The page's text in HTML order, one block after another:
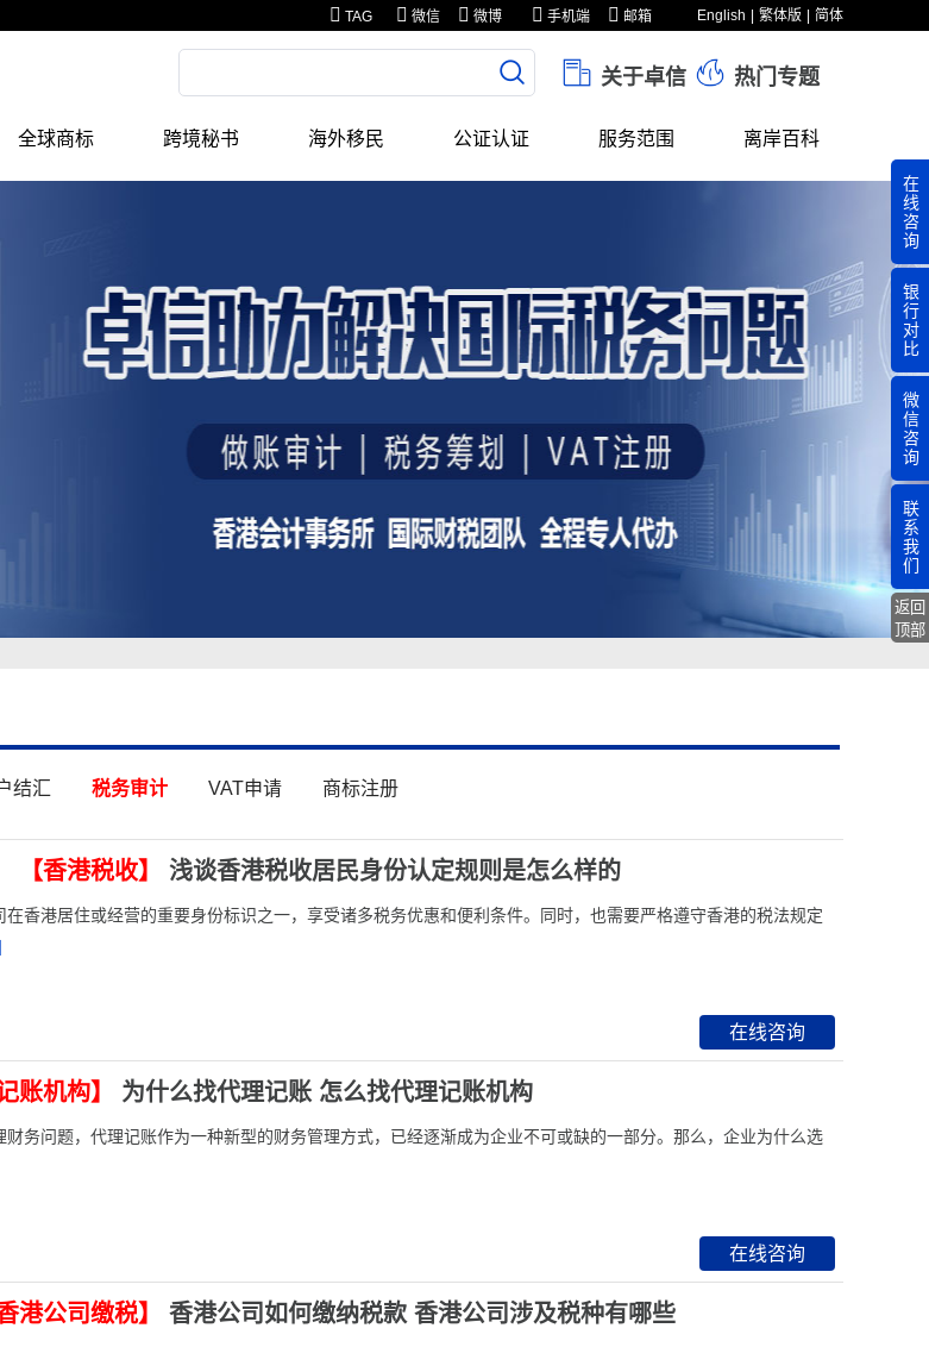
English 繁体版 简体
TAG 微信 微博 手机端 邮箱
关于卓信 热门专题
全球商标 跨境秘书 海外移民 公证认证 服务范围 离岸百科
结汇 税务审计 VAT申请 商标注册
【香港税收】 浅谈香港税收居民身份认定规则是怎么样的
香港居住或经营的重要身份标识之一，享受诸多税务优惠和便利条件。同时，也需要严格遵守香港的税法规定
在线咨询
账机构】 为什么找代理记账 怎么找代理记账机构
务问题，代理记账作为一种新型的财务管理方式，已经逐渐成为企业不可或缺的一部分。那么，企业为什么选
在线咨询
香港公司缴税】 香港公司如何缴纳税款 香港公司涉及税种有哪些
在
线
咨
询
银
行
对
比
微
信
咨
询
联
系
我
们
返回
顶部